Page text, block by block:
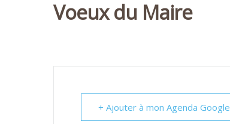
Voeux du Maire
+ Ajouter à mon Agenda Google